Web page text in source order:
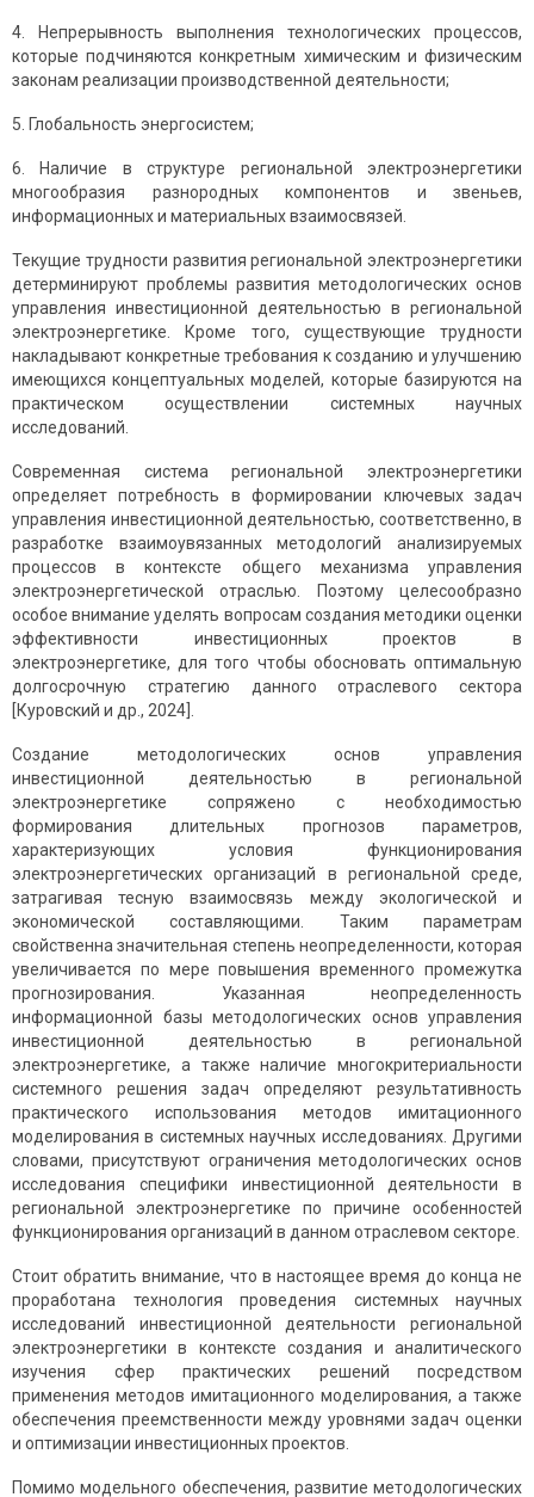
4. Непрерывность выполнения технологических процессов,
которые подчиняются конкретным химическим и физическим
законам реализации производственной деятельности;
5. Глобальность энергосистем;
6. Наличие в структуре региональной электроэнергетики
многообразия разнородных компонентов и звеньев,
информационных и материальных взаимосвязей.
Текущие трудности развития региональной электроэнергетики
детерминируют проблемы развития методологических основ
управления инвестиционной деятельностью в региональной
электроэнергетике. Кроме того, существующие трудности
накладывают конкретные требования к созданию и улучшению
имеющихся концептуальных моделей, которые базируются на
практическом осуществлении системных научных
исследований.
Современная система региональной электроэнергетики
определяет потребность в формировании ключевых задач
управления инвестиционной деятельностью, соответственно, в
разработке взаимоувязанных методологий анализируемых
процессов в контексте общего механизма управления
электроэнергетической отраслью. Поэтому целесообразно
особое внимание уделять вопросам создания методики оценки
эффективности инвестиционных проектов в
электроэнергетике, для того чтобы обосновать оптимальную
долгосрочную стратегию данного отраслевого сектора
[Куровский и др., 2024].
Создание методологических основ управления
инвестиционной деятельностью в региональной
электроэнергетике сопряжено с необходимостью
формирования длительных прогнозов параметров,
характеризующих условия функционирования
электроэнергетических организаций в региональной среде,
затрагивая тесную взаимосвязь между экологической и
экономической составляющими. Таким параметрам
свойственна значительная степень неопределенности, которая
увеличивается по мере повышения временного промежутка
прогнозирования. Указанная неопределенность
информационной базы методологических основ управления
инвестиционной деятельностью в региональной
электроэнергетике, а также наличие многокритериальности
системного решения задач определяют результативность
практического использования методов имитационного
моделирования в системных научных исследованиях. Другими
словами, присутствуют ограничения методологических основ
исследования специфики инвестиционной деятельности в
региональной электроэнергетике по причине особенностей
функционирования организаций в данном отраслевом секторе.
Стоит обратить внимание, что в настоящее время до конца не
проработана технология проведения системных научных
исследований инвестиционной деятельности региональной
электроэнергетики в контексте создания и аналитического
изучения сфер практических решений посредством
применения методов имитационного моделирования, а также
обеспечения преемственности между уровнями задач оценки
и оптимизации инвестиционных проектов.
Помимо модельного обеспечения, развитие методологических